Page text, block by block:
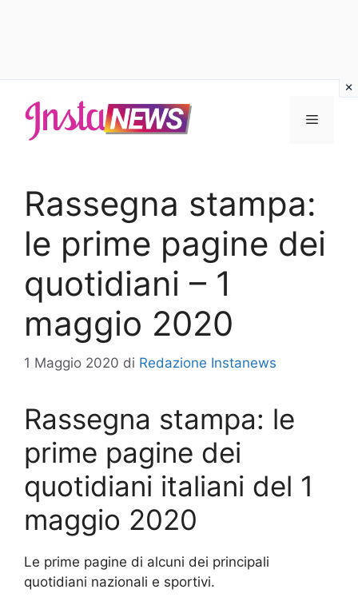
contenuto
Menu
Rassegna stampa:
le prime pagine dei
quotidiani – 1
maggio 2020
1 Maggio 2020 di Redazione Instanews
Rassegna stampa: le
prime pagine dei
quotidiani italiani del 1
maggio 2020
Le prime pagine di alcuni dei principali
quotidiani nazionali e sportivi.